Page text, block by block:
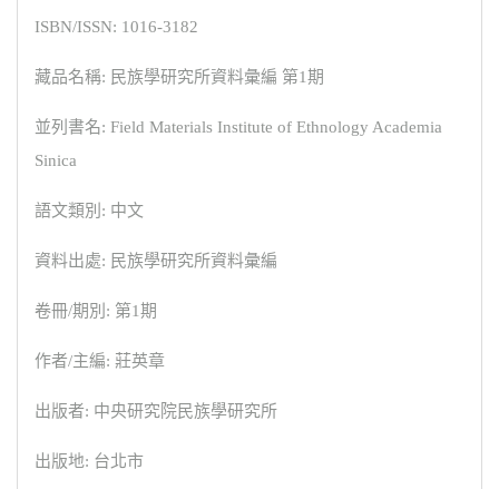
ISBN/ISSN: 1016-3182
藏品名稱: 民族學研究所資料彙編 第1期
並列書名: Field Materials Institute of Ethnology Academia
Sinica
語文類別: 中文
資料出處: 民族學研究所資料彙編
卷冊/期別: 第1期
作者/主編: 莊英章
出版者: 中央研究院民族學研究所
出版地: 台北市